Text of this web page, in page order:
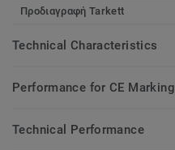
Προδιαγραφή Tarkett
Technical Characteristics
Performance for CE Marking
Technical Performance